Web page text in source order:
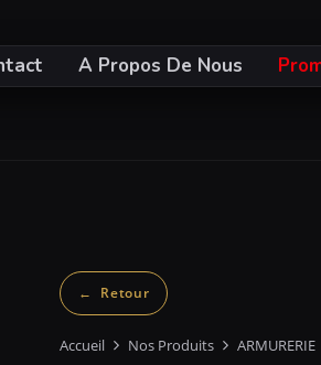
A Propos De Nous
Accueil Nos Produits ARMURERIE